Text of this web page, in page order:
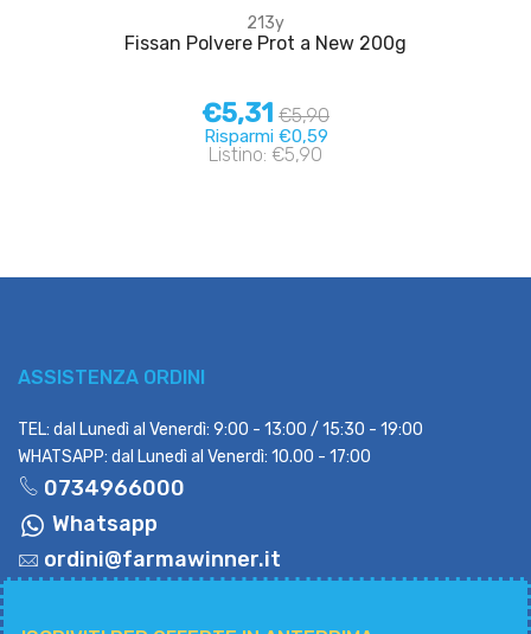
213y
Fissan Polvere Prot a New 200g
€5,31 €5,90
Risparmi €0,59
Listino: €5,90
ASSISTENZA ORDINI
TEL: dal Lunedì al Venerdì: 9:00 - 13:00 / 15:30 - 19:00
WHATSAPP: dal Lunedì al Venerdì: 10.00 - 17:00
0734966000
Whatsapp
ordini@farmawinner.it